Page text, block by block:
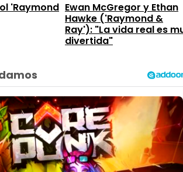
'Raymond Ewan McGregor y Ethan
Hawke ('Raymond &
Ray'): "La vida real es
divertida"